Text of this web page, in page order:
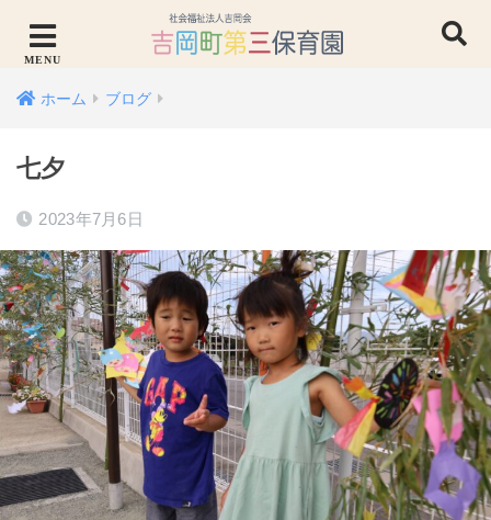
ホーム ブログ
七夕
2023年7月6日